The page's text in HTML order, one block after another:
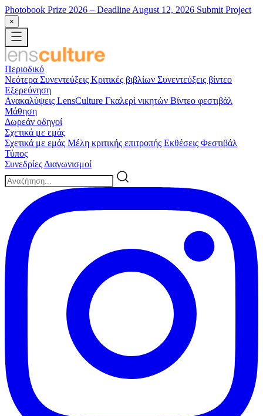
Photobook Prize 2026 – Deadline August 12, 2026 Submit Project
×
Περιοδικό
Νεότερα Συνεντεύξεις Κριτικές βιβλίων Συνεντεύξεις βίντεο
Εξερεύνηση
Ανακαλύψεις LensCulture Γκαλερί νικητών Βίντεο φεστιβάλ
Μάθηση
Δωρεάν οδηγοί
Σχετικά με εμάς
Σχετικά με εμάς Μέλη κριτικής επιτροπής Εκθέσεις Φεστιβάλ
Τύπος
Συνεδρίες Διαγωνισμοί